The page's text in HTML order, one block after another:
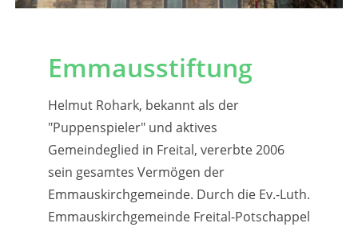
Emmausstiftung
Helmut Rohark, bekannt als der
"Puppenspieler" und aktives
Gemeindeglied in Freital, vererbte 2006
sein gesamtes Vermögen der
Emmauskirchgemeinde. Durch die Ev.-Luth.
Emmauskirchgemeinde Freital-Potschappel